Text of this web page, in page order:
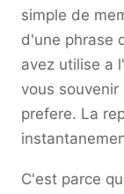
simple de
d'une phrase
avez utilise a
vous
prefere. La
C'est parce